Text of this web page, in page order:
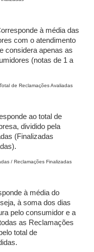
à média das
com o atendimento
considera apenas as
(notas de 1 a
de Reclamações Avaliadas
ao total de
dividido pela
(Finalizadas
/ Reclamações Finalizadas
à média do
à soma dos dias
pelo consumidor e a
as Reclamações
total de